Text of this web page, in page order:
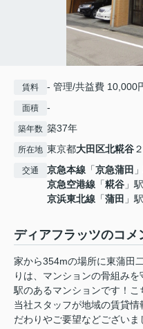
賃料 - 管理/共益費 10,000
面積 -
築年数 築37年
所在地 東京都大田区北糀谷
交通 京急本線 「京急蒲田
京急空港線 「糀谷 」
京浜東北線 「蒲田 」
ディアフラッツのコ
家から354mの場所に東蒲田
りは、マンションの骨組み
駅のあるマンションです！こ
当社スタッフが地域の賃貸
だわりやご要望などござい